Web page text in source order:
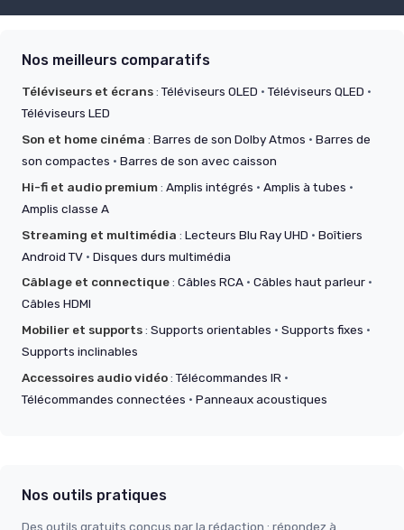
Nos meilleurs comparatifs
Téléviseurs et écrans:Téléviseurs OLED ·Téléviseurs QLED ·
Téléviseurs LED
Son et home cinéma : Barres de son Dolby Atmos · Barres de
son compactes · Barres de son avec caisson
Hi-fi et audio premium: Amplis intégrés · Amplis à tubes ·
Amplis classe A
Streaming et multimédia : Lecteurs Blu Ray UHD · Boîtiers
Android TV · Disques durs multimédia
Câblage et connectique: Câbles RCA · Câbles haut parleur ·
Câbles HDMI
Mobilier et supports: Supports orientables · Supports fixes ·
Supports inclinables
Accessoires audio vidéo:Télécommandes IR ·
Télécommandes connectées · Panneaux acoustiques
Nos outils pratiques
Des outils gratuits conçus par la rédaction : répondez à